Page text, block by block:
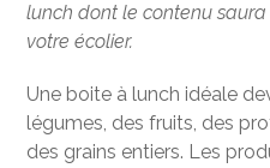
lunch dont le contenu
votre écolier.
Une boite à lunch idéale
légumes, des fruits, des
des grains entiers. Les